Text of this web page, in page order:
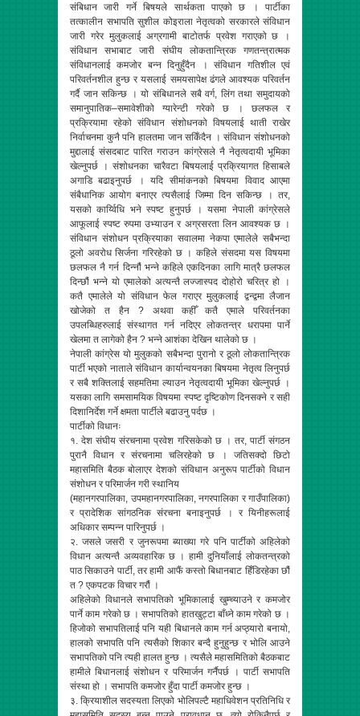
संबिधान जारी गर्ने बिषयले सार्थकता पाएको छ । पार्टीका
तत्कालीन सभापति सुशील कोइराला नेतृत्वको सरकारले संविधान
जारी गरेर मुलुकलाई अग्रगामी बाटोतर्फ प्रवेश गराएको छ ।
संविधान सभाबाट जारी संघीय लोकतान्त्रिक गणतन्त्रात्मक
संविधानलाई कमजोर बन्न दिनुहुँदैन । संविधान गतिशील एवं
परिवर्तनशील हुन्छ र यसलाई समयसापेक्ष ढंगले आवश्यक परिवर्तन
गर्दै जान सकिन्छ । यो संबिधानले सबै वर्ग, लिंग तथा समुदायको
समानुपातिक–समावेशीको ग्यारेन्टी गरेको छ । छलफल र
प्रक्रियामा रहेको संविधान संशोधनको विषयलाई थाती राखेर
निर्वाचनमा कुनै पनि हालतमा जान सकिँदैन । संविधान संशोधनको
मुद्दालाई संसदबाट पारित गराउन कांग्रेसले नै नेतृत्वदायी भूमिका
खेल्नुपर्छ । संशोधनका चारैवटा बिषयलाई प्रक्रियागत हिसाबले
अगाडि बढाइनुपर्छ । यदि सीमांकनको बिषयमा विवाद आएमा
संबैधानिक आयोग बनाएर त्यसैलाई जिम्मा दिन सकिन्छ । तर,
यसको कार्य्विधि भने स्पष्ट हुनुपर्छ । यसमा नेपाली कांग्रेसले
आफूलाई स्पष्ट रुपमा उभ्याउन र अग्रसरता लिन आवश्यक छ ।
संविधान संशोधन प्रक्रियाका सवालमा नेकपा एमालेले सबैभन्दा
ठूलो अवरोध सिर्जना गरिरहेको छ । कहिले संसदमा यस विषयमा
छलफल नै गर्न दिन्नौं भन्ने कहिले एकदिनका लागि मात्रै छलफल
दिन्छौं भन्ने यो एमालेको अत्यन्तै लज्जास्पद दोहोरो चरित्र हो ।
कतै एमालेले यो संविधान फेल गराएर मुलुकलाई द्वन्द्वमा लैजान
खोजेको त हैन ? अथवा कहीँ कतै एमाले परिवर्तनका
उपलब्धिहरुलाई संस्थागत गर्न नदिएर लोकतन्त्र धरापमा पार्ने
खेलमा त लागेको हैन ? भन्ने आशंका देखिन थालेको छ ।
नेपाली कांग्रेस यो मुलुकको सबैभन्दा पुरानो र ठूलो लोकतान्त्रिक
पार्टी भएको नाताले संविधान कार्यान्वयनका बिषयमा नेतृत्व लिनुपर्छ
र सबै शक्तिलाई सहमतिमा ल्याउन नेतृत्वदायी भूमिका खेल्नुपर्छ ।
यसका लागि समसामयिक विषयमा स्पष्ट दृष्टिकोण दिनसक्ने र सही
दिशानिर्देश गर्ने क्षमता पार्टीले बढाउनु पर्दछ ।
पार्टीको विधानः
१. देश संघीय संरचनामा प्रवेश गरिसकेको छ । तर, पार्टी संगठन
पुरानै विधान र संरचनामा चलिरहेको छ । जतिसक्दो छिटो
महासमिति बैठक बोलाएर देशको संविधान अनुरूप पार्टीको विधान
संशोधन र परिमार्जन गरी स्थानिय
(महानगरपालिका, उपमहानगरपालिका, नगरपालिका र गाउँपालिका)
र प्रादेशिक सांगठनिक संरचना बनाइनुपर्छ । र यिनीहरूलाई
अधिकार सम्पन्न पारिनुपर्छ ।
२. जसले जसरी र जुनरूपमा ब्याख्या गरे पनि पार्टीको अहिलेको
विधान अत्यन्तै अव्यवहारिक छ । हामी दुनियाँलाई लोकतन्त्रको
पाठ सिकाउने पार्टी, तर हामी आफैं कस्तो बिधानबाट हिँडिरहेका छौं
त ? एकपटक विचार गरौं ।
अहिलेको विधानले सभापतिको भूमिकालाई खुम्च्याउने र कमजोर
पार्ने काम गरेको छ । सभापतिको हातखुट्टा बाँध्ने काम गरेको छ ।
हिजोको सभापतिलाई पनि यही बिधानले काम गर्न अप्ठ्यारो बनायो,
हालको सभापति पनि त्यसैको शिकार बन्दै हुनुहुन्छ र भोलि आउने
सभापतिको पनि त्यही हालत हुन्छ । त्यसैले महासमितिको बैठकबाट
हामीले बिधानलाई संशोधन र परिमार्जन गर्नैपर्छ । पार्टी सभापति
संस्था हो । सभापति कमजोर हुँदा पार्टी कमजोर हुन्छ ।
३. क्रियाशील सदस्यता लिएको भोलिपल्टै महाधिवेशन प्रतिनिधि र